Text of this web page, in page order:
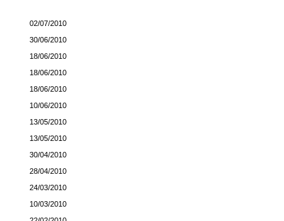
02/07/2010
30/06/2010
18/06/2010
18/06/2010
18/06/2010
10/06/2010
13/05/2010
13/05/2010
30/04/2010
28/04/2010
24/03/2010
10/03/2010